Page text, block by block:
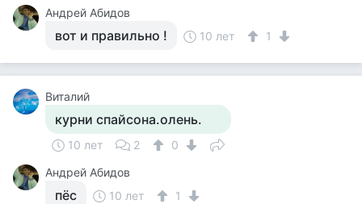
Андрей Абидов
вот и правильно ! 10 лет 1
Виталий
курни спайсона.олень.
10 лет 2
0
Андрей Абидов
пёс 10 лет 1